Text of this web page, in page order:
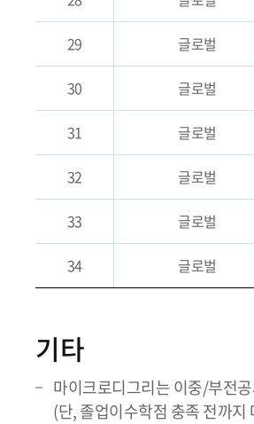
29 글로벌
30 글로벌
31 글로벌
32 글로벌
33 글로벌
34 글로벌
기타
마이크로디그리는 이중/부전
(단, 졸업이수학점 충족 전까